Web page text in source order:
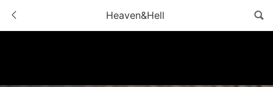
Heaven&Hell